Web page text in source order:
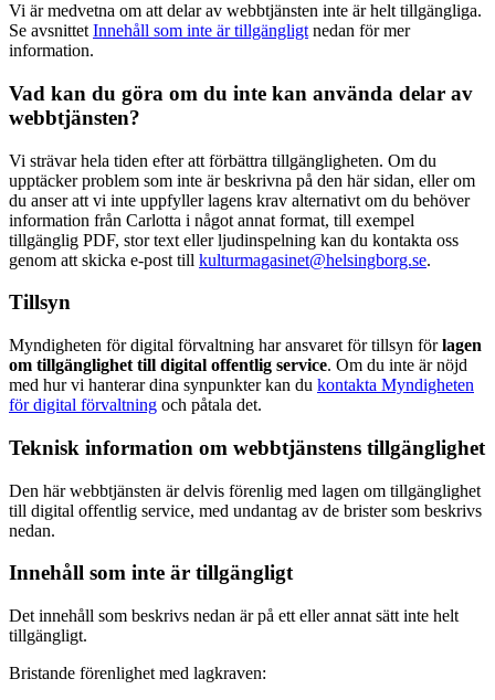
Vi är medvetna om att delar av webbtjänsten inte är helt tillgängliga.
Se avsnittet Innehåll som inte är tillgängligt nedan för mer
information.
Vad kan du göra om du inte kan använda delar av
webbtjänsten?
Vi strävar hela tiden efter att förbättra tillgängligheten. Om du
upptäcker problem som inte är beskrivna på den här sidan, eller om
du anser att vi inte uppfyller lagens krav alternativt om du behöver
information från Carlotta i något annat format, till exempel
tillgänglig PDF, stor text eller ljudinspelning kan du kontakta oss
genom att skicka e-post till kulturmagasinet@helsingborg.se.
Tillsyn
Myndigheten för digital förvaltning har ansvaret för tillsyn förlagen
om tillgänglighet till digital offentlig service. Om du inte är nöjd
med hur vi hanterar dina synpunkter kan du kontakta Myndigheten
för digital förvaltning och påtala det.
Teknisk information om webbtjänstens tillgänglighet
Den här webbtjänsten är delvis förenlig med lagen om tillgänglighet
till digital offentlig service, med undantag av de brister som beskrivs
nedan.
Innehåll som inte är tillgängligt
Det innehåll som beskrivs nedan är på ett eller annat sätt inte helt
tillgängligt.
Bristande förenlighet med lagkraven: